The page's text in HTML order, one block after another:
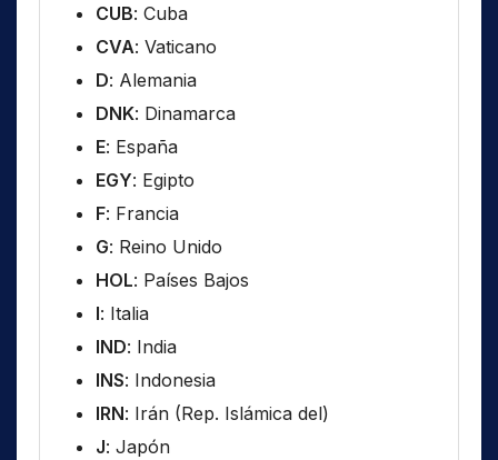
CUB: Cuba
CVA: Vaticano
D: Alemania
DNK: Dinamarca
E: España
EGY: Egipto
F: Francia
G: Reino Unido
HOL: Países Bajos
I: Italia
IND: India
INS: Indonesia
IRN: Irán (Rep. Islámica del)
J: Japón